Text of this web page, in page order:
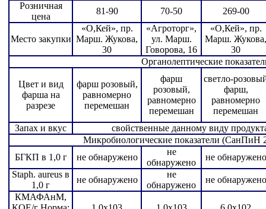
Розничная
цена
81-90 70-50 269-00
Место закупки
«О,Кей», пр.
Марш. Жукова,
30
«Агроторг»,
ул. Марш.
Говорова, 16
«О,Кей», пр.
Марш. Жукова,
30
Органолептические
Цвет и вид
фарша на
разрезе
фарш розовый,
равномерно
перемешан
фарш
розовый,
равномерно
перемешан
светло-
фарш,
равномерно
перемешан
Запах и вкус
свойственные данному виду
Микробиологические показатели
БГКП в 1,0 г
не обнаружено
не
обнаружено
не обнаружено
Staph. aurеus в
1,0 г
не обнаружено
не
обнаружено
не обнаружено
КМАФАнМ,